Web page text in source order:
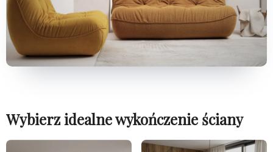
Wybierz idealne wykończenie ściany